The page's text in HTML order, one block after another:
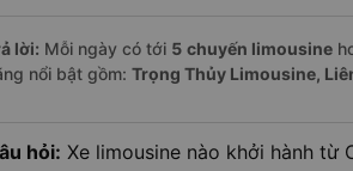
lời: Mỗi ngày có tới 5 chuyến limousine
nổi bật gồm: Trọng Thủy Limousine,
hỏi: Xe limousine nào khởi hành từ